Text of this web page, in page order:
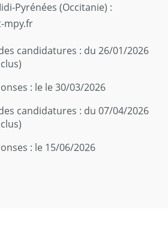
Pyrénées (Occitanie) :
mpy.fr
candidatures : du 26/01/2026
: le le 30/03/2026
candidatures : du 07/04/2026
: le 15/06/2026